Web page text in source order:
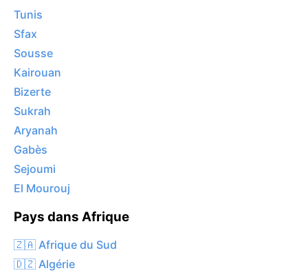
Tunis
Sfax
Sousse
Kairouan
Bizerte
Sukrah
Aryanah
Gabès
Sejoumi
El Mourouj
Pays dans Afrique
🇿🇦 Afrique du Sud
🇩🇿 Algérie